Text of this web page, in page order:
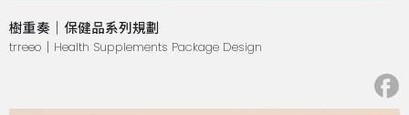
樹重奏｜保健品系列規劃
trreeo｜Health Supplements Package Design